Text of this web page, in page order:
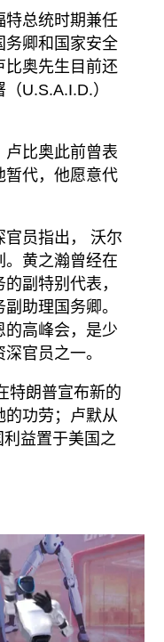
特总统时期兼任
务卿和国家安全
比奥先生目前还
U.S.A.I.D.）
卢比奥此前曾表
暂代，他愿意代
官员指出， 沃尔
。黄之瀚曾经在
副特别代表，
助理国务卿。
的高峰会，是少
官员之一。
特朗普宣布新的
的功劳；卢默从
利益置于美国之